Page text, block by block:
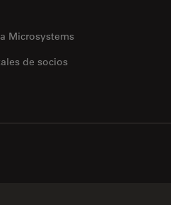
Microsystems
de socios